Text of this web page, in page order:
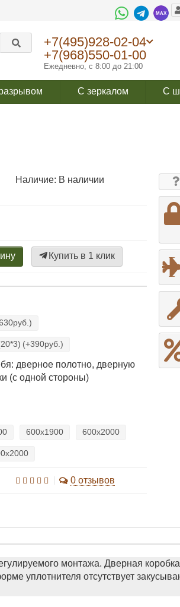
+7(495)928-02-04
+7(968)550-01-00
Ежедневно, с 8:00 до 21:00
С зеркалом С
Наличие: В наличии
Купить в 1 клик
(+390руб.)
дверное полотно, дверную
(с одной стороны)
600x1900 600x2000
0 отзывов
монтажа. Дверная
уплотнителя отсутствует